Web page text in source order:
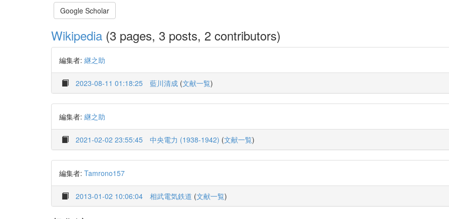
Google Scholar
Wikipedia (3 pages, 3 posts, 2 contributors)
編集者: 継之助
2023-08-11 01:18:25 藍川清成 (文献一覧)
編集者: 継之助
2021-02-02 23:55:45 中央電力 (1938-1942) (文献一覧)
編集者: Tamrono157
2013-01-02 10:06:04 相武電気鉄道 (文献一覧)